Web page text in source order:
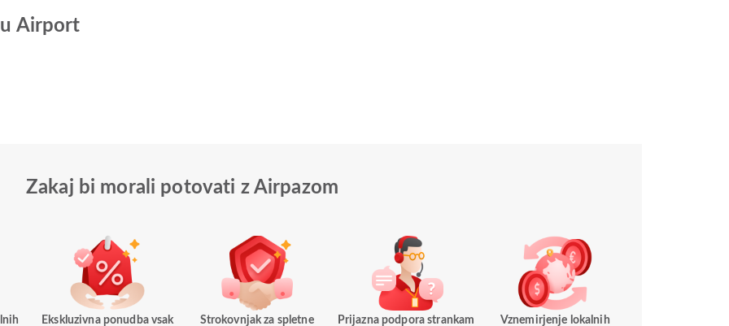
Airport
Zakaj bi morali potovati z Airpazom
Ekskluzivna ponudba vsak Strokovnjak za spletne Prijazna podpora strankam Vznemirjenje lokalnih